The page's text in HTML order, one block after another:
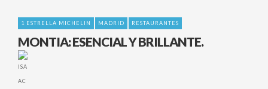
1 ESTRELLA MICHELIN MADRID RESTAURANTES
MONTIA: ESENCIAL Y BRILLANTE.